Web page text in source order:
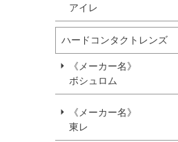
アイレ
ハードコンタクトレンズ
《メーカー名》
ボシュロム
《メーカー名》
東レ